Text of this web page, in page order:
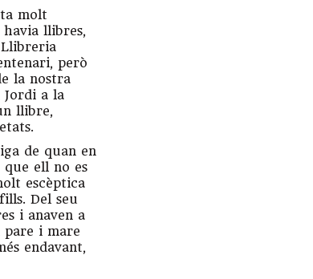
molt
llibres,
però
la nostra
Jordi a la
llibre,
de quan en
ell no es
escèptica
Del seu
i anaven a
pare i mare
endavant,